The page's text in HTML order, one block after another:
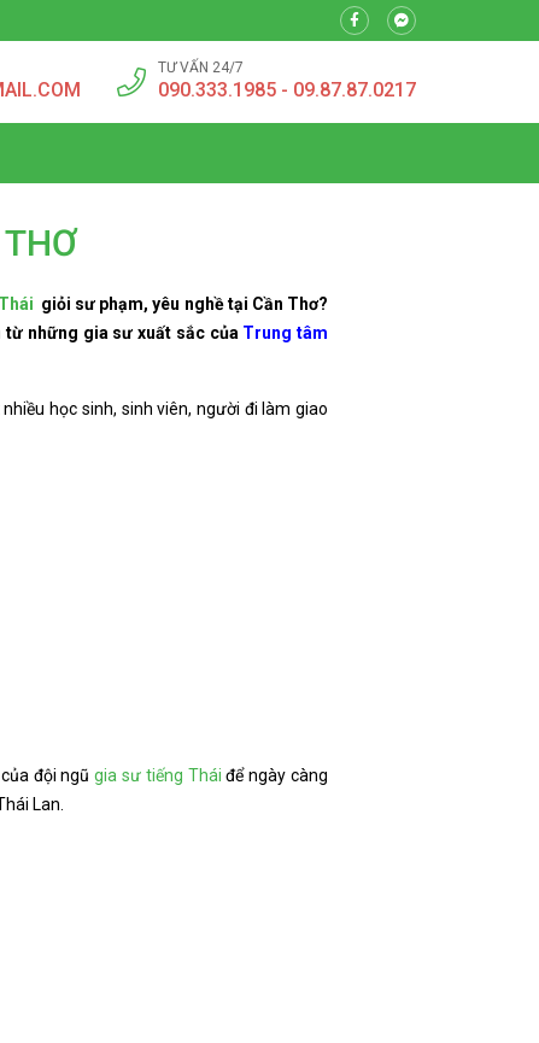
TƯ VẤN 24/7
090.333.1985 - 09.87.87.0217
giỏi sư phạm, yêu nghề tại Cần Thơ?
những gia sư xuất sắc của Trung tâm
học sinh, sinh viên, người đi làm giao
đội ngũgia sư tiếng Thái để ngày càng
Lan.